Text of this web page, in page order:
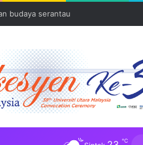
budaya serantau
℃